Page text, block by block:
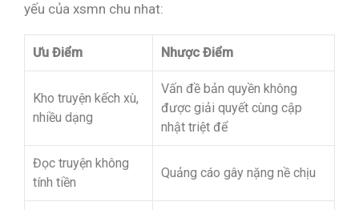
yếu của xsmn chu nhat:
Ưu Điểm Nhược Điểm
Kho truyện kếch xù,
nhiều dạng
Vấn đề bản quyền không
được giải quyết cùng cập
nhật triệt để
Đọc truyện không
tính tiền
Quảng cáo gây nặng nề chịu